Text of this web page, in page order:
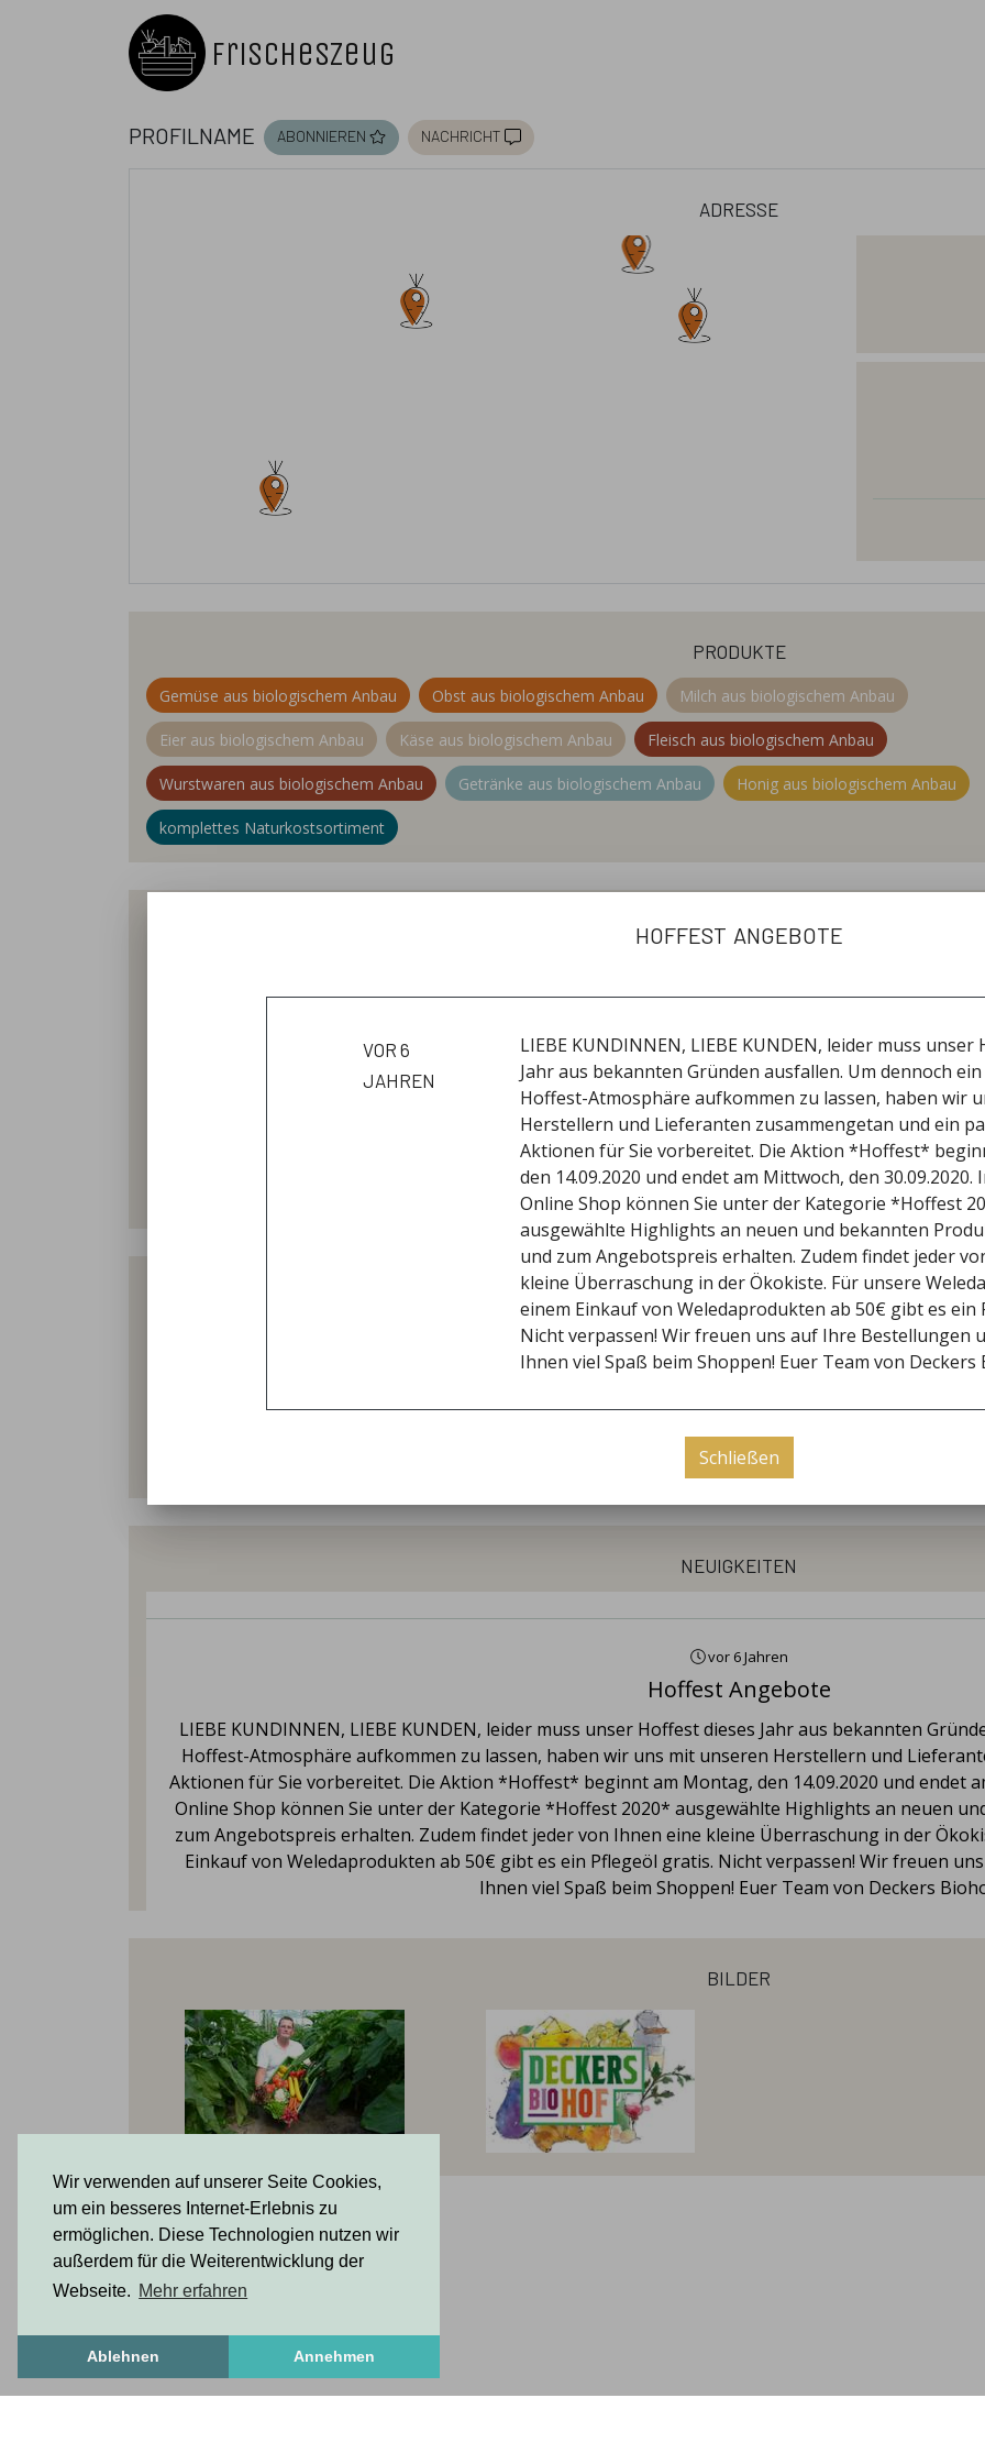
Wir verwenden auf unserer Seite Cookies,
um ein besseres Internet-Erlebnis zu
ermöglichen. Diese Technologien nutzen wir
außerdem für die Weiterentwicklung der
Webseite. Mehr erfahren
Ablehnen Annehmen
FrischesZeug
Profilname abonnieren nachricht
adresse
produkte
Gemüse aus biologischem Anbau Obst aus biologischem Anbau Milch aus biologischem Anbau
Eier aus biologischem Anbau Käse aus biologischem Anbau Fleisch aus biologischem Anbau
Wurstwaren aus biologischem Anbau Getränke aus biologischem Anbau Honig aus biologischem Anbau
komplettes Naturkostsortiment
willkommen
bewirtschaftet. Im Jahr 2004 haben wir den Betrieb übernommen und bewirtschaften seither ca. 13
und Hecken, die als Rückzugsgebiet für Vögel und Nützlinge dienen. Im Freiland werden vor allem
Chinakohl, Kohlrabi, Blumenkohl, Broccoli, Romanesco, Wirsing, Weiß- und Rotkraut,
Rübensorten, Sellerie, Fenchel, Spinat, Kartoffeln, Kräuter, Rote Bete, Kürbisse, Zuckermais,
Gewächshaus kommen verschiedene Salate, Feldsalat, Endivien, Asiasalat, Postelein, Ruccola,
Charentaismelonen. Eine Besonderheit aus unserer Gärtnerei sind unsere sehr leckeren
geerntetes Gemüse an unsere Verkaufsstellen, mit unseren Märkten und der Ökokiste aus.
öffnungszeiten
Montag bis Freitag
08:00 - 18:00
Samstag
08:00 - 13:00
neuigkeiten
vor 6 Jahren
Hoffest Angebote
LIEBE KUNDINNEN, LIEBE KUNDEN, leider muss unser Hoffest dieses Jahr aus bekannten
Hoffest-Atmosphäre aufkommen zu lassen, haben wir uns mit unseren Herstellern und
Aktionen für Sie vorbereitet. Die Aktion *Hoffest* beginnt am Montag, den 14.09.2020 und endet
Online Shop können Sie unter der Kategorie *Hoffest 2020* ausgewählte Highlights an neuen
zum Angebotspreis erhalten. Zudem findet jeder von Ihnen eine kleine Überraschung in der
Einkauf von Weledaprodukten ab 50€ gibt es ein Pflegeöl gratis. Nicht verpassen! Wir freuen
Ihnen viel Spaß beim Shoppen! Euer Team von Deckers
bilder
hoffest angebote
vor 6
jahren
LIEBE KUNDINNEN, LIEBE KUNDEN, leider muss unser
Jahr aus bekannten Gründen ausfallen. Um dennoch
Hoffest-Atmosphäre aufkommen zu lassen, haben wir
Herstellern und Lieferanten zusammengetan und ein
Aktionen für Sie vorbereitet. Die Aktion *Hoffest*
den 14.09.2020 und endet am Mittwoch, den 30.09.2020.
Online Shop können Sie unter der Kategorie *Hoffest
ausgewählte Highlights an neuen und bekannten
und zum Angebotspreis erhalten. Zudem findet jeder
kleine Überraschung in der Ökokiste. Für unsere
einem Einkauf von Weledaprodukten ab 50€ gibt es ein
Nicht verpassen! Wir freuen uns auf Ihre Bestellungen
Ihnen viel Spaß beim Shoppen! Euer Team von Deckers
Schließen